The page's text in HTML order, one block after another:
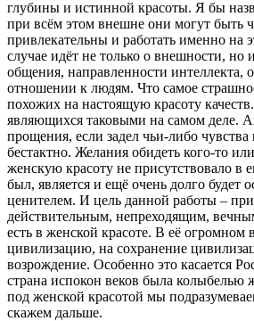
глубины и истинной красоты. Я бы
при всём этом внешне они могут быть
привлекательны и работать именно на
случае идёт не только о внешности, но
общения, направленности интеллекта,
отношении к людям. Что самое
похожих на настоящую красоту
являющихся таковыми на самом деле.
прощения, если задел чьи-либо
бестактно. Желания обидеть кого-то
женскую красоту не присутствовало в
был, является и ещё очень долго будет
ценителем. И цель данной работы –
действительным, непреходящим,
есть в женской красоте. В её огромном
цивилизацию, на сохранение
возрождение. Особенно это касается
страна испокон веков была колыбелью
под женской красотой мы
скажем дальше.